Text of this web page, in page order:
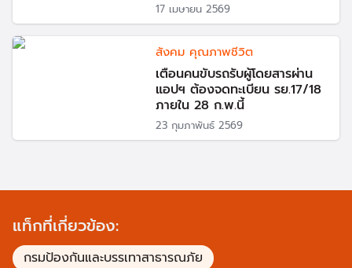
17 เมษายน 2569
สังคม คุณภาพชีวิต
เตือนคนขับรถรับผู้โดยสารผ่าน
แอปฯ ต้องจดทะเบียน รย.17/18
ภายใน 28 ก.พ.นี้
23 กุมภาพันธ์ 2569
แท็กที่เกี่ยวข้อง:
กรมป้องกันและบรรเทาสาธารณภัย